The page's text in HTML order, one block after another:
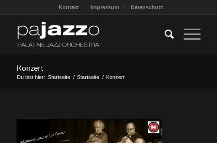
Kontakt Impressum Datenschutz
Konzert
Du bist hier: Startseite / Startseite / Konzert